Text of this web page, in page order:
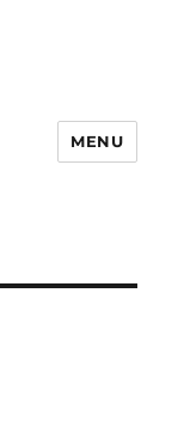
MENU